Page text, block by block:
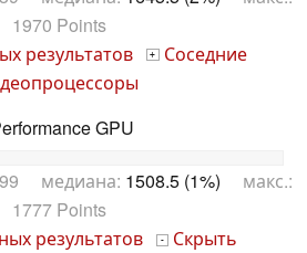
1970 Points
результатов + Соседние
GPU
медиана: 1508.5 (1%) макс.:
1777 Points
результатов - Скрыть